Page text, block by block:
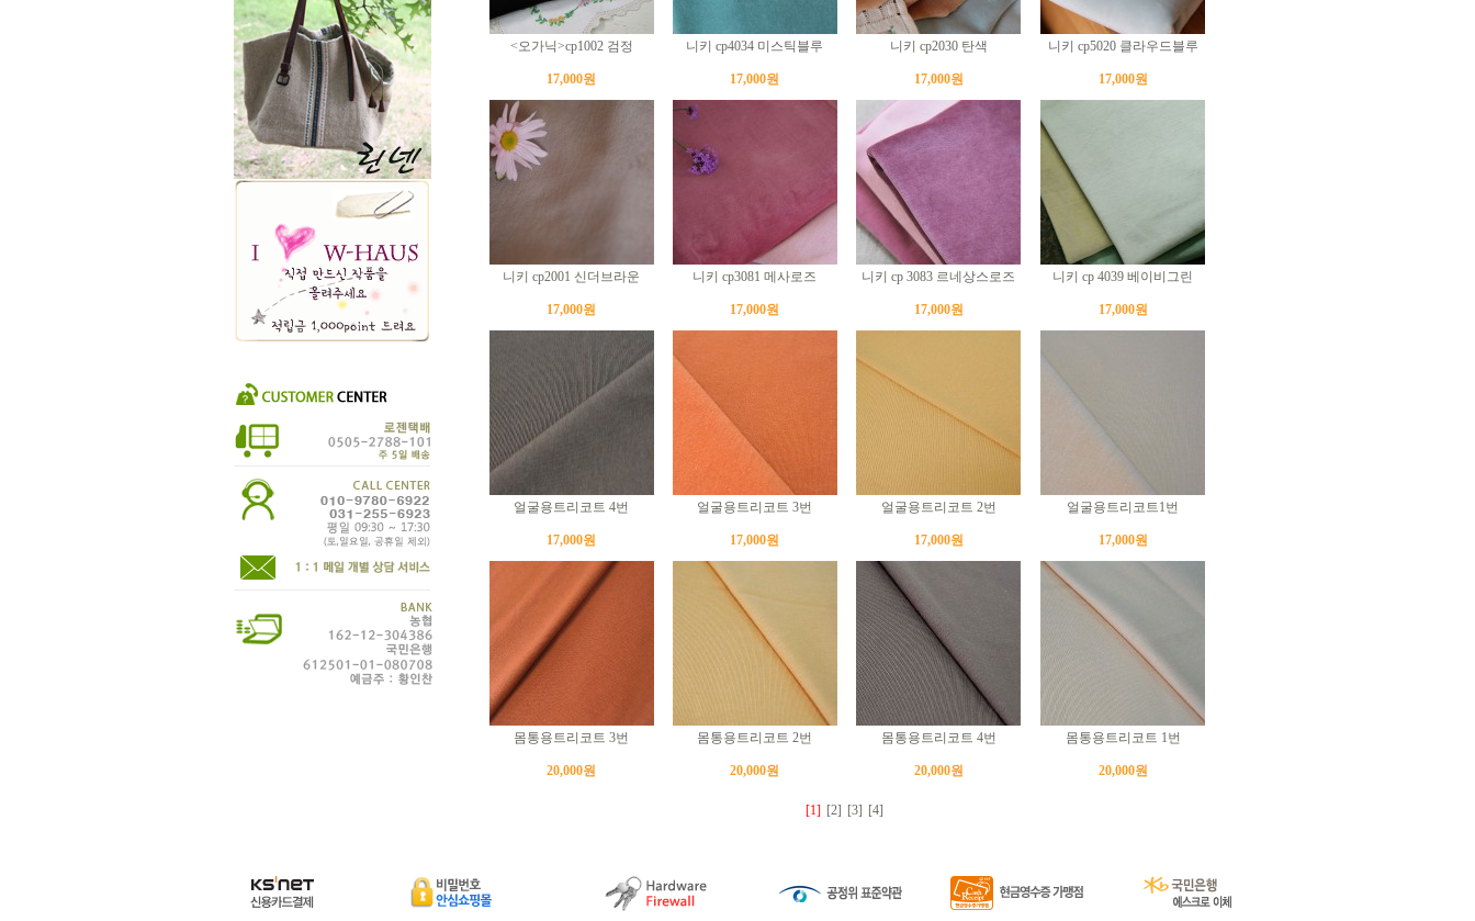
<오가닉>cp1002 검정
17,000원
니키 cp4034 미스틱블루
17,000원
니키 cp2030 탄색
17,000원
니키 cp5020 클라우드블루
17,000원
니키 cp2001 신더브라운
17,000원
니키 cp3081 메사로즈
17,000원
니키 cp 3083 르네상스로즈
17,000원
니키 cp 4039 베이비그린
17,000원
얼굴용트리코트 4번
17,000원
얼굴용트리코트 3번
17,000원
얼굴용트리코트 2번
17,000원
얼굴용트리코트1번
17,000원
몸통용트리코트 3번
20,000원
몸통용트리코트 2번
20,000원
몸통용트리코트 4번
20,000원
몸통용트리코트 1번
20,000원
[1] [2] [3] [4]